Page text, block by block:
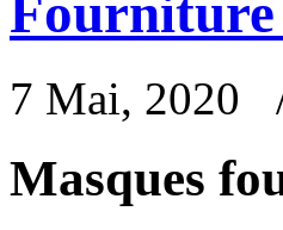
Fourniture
7 Mai, 2020
Masques